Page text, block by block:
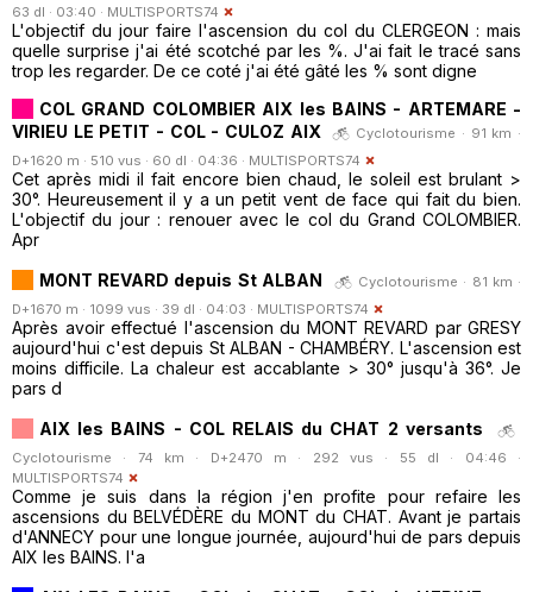
63 dl · 03:40 · MULTISPORTS74
L'objectif du jour faire l'ascension du col du CLERGEON : mais
quelle surprise j'ai été scotché par les %. J'ai fait le tracé sans
trop les regarder. De ce coté j'ai été gâté les % sont digne
COL GRAND COLOMBIER AIX les BAINS - ARTEMARE -
VIRIEU LE PETIT - COL - CULOZ AIX
Cyclotourisme · 91 km ·
D+1620 m · 510 vus · 60 dl · 04:36 · MULTISPORTS74
Cet après midi il fait encore bien chaud, le soleil est brulant >
30°. Heureusement il y a un petit vent de face qui fait du bien.
L'objectif du jour : renouer avec le col du Grand COLOMBIER.
Apr
MONT REVARD depuis St ALBAN
Cyclotourisme · 81 km ·
D+1670 m · 1099 vus · 39 dl · 04:03 · MULTISPORTS74
Après avoir effectué l'ascension du MONT REVARD par GRESY
aujourd'hui c'est depuis St ALBAN - CHAMBÉRY. L'ascension est
moins difficile. La chaleur est accablante > 30° jusqu'à 36°. Je
pars d
AIX les BAINS - COL RELAIS du CHAT 2 versants
Cyclotourisme · 74 km · D+2470 m · 292 vus · 55 dl · 04:46 ·
MULTISPORTS74
Comme je suis dans la région j'en profite pour refaire les
ascensions du BELVÉDÈRE du MONT du CHAT. Avant je partais
d'ANNECY pour une longue journée, aujourd'hui de pars depuis
AIX les BAINS. l'a